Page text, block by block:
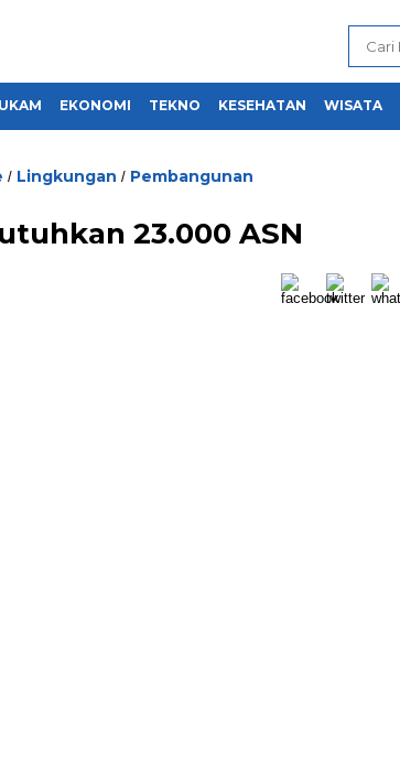
EKONOMI TEKNO KESEHATAN WISATA
/ Lingkungan / Pembangunan
23.000 ASN